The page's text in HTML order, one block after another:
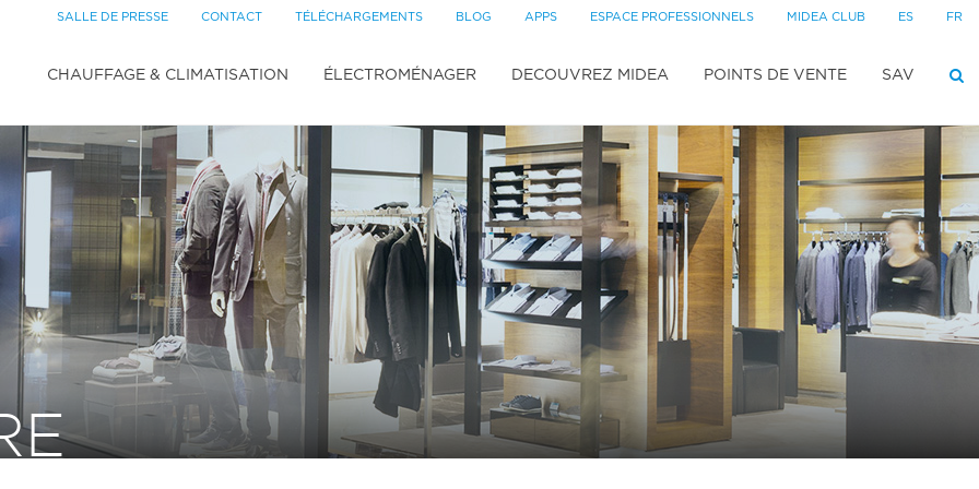
SALLE DE PRESSE CONTACT TÉLÉCHARGEMENTS BLOG APPS ESPACE PROFESSIONNELS MIDEA CLUB ES FR
CHAUFFAGE & CLIMATISATION ÉLECTROMÉNAGER DECOUVREZ MIDEA POINTS DE VENTE SAV